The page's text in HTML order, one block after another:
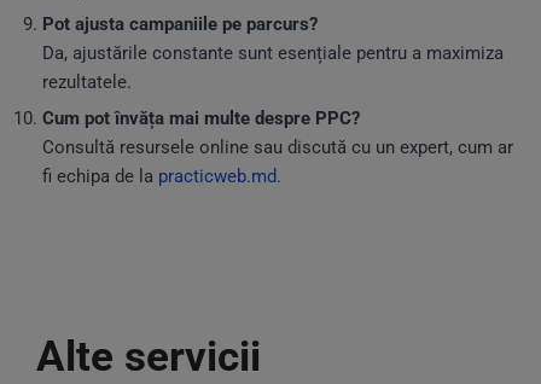
Pot ajusta campaniile pe parcurs?
Da, ajustările constante sunt esențiale pentru a maximiza
rezultatele.
Cum pot învăța mai multe despre PPC?
Consultă resursele online sau discută cu un expert, cum ar
fi echipa de la practicweb.md.
Alte servicii